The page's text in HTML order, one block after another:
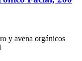
y avena orgánicos